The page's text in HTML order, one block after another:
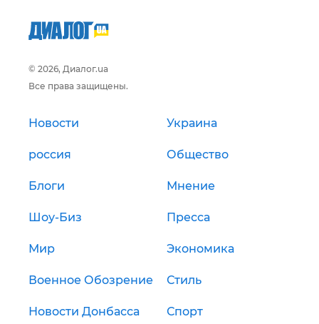
© 2026, Диалог.ua
Все права защищены.
Новости Украина
россия Общество
Блоги Мнение
Шоу-Биз Пресса
Мир Экономика
Военное Обозрение Стиль
Новости Донбасса Спорт